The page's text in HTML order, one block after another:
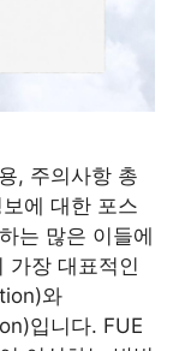
, 주의사항 총
에 대한 포스
는 많은 이들에
가장 대표적인
와
입니다. FUE